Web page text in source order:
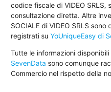
codice fiscale di VIDEO SRLS,
consultazione diretta. Altre
SOCIALE di VIDEO SRLS
registrati suYoUniqueEasy di
Tutte le informazioni
SevenData sono comunque
Commercio nel rispetto della